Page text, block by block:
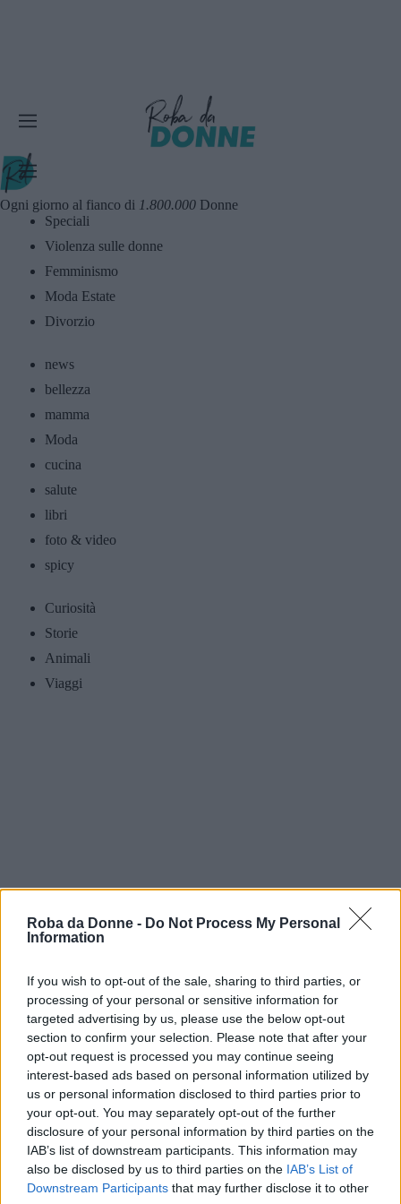
Roba da Donne - Do Not Process My Personal
Information
If you wish to opt-out of the sale, sharing to third parties, or
processing of your personal or sensitive information for
targeted advertising by us, please use the below opt-out
section to confirm your selection. Please note that after your
opt-out request is processed you may continue seeing
interest-based ads based on personal information utilized by
us or personal information disclosed to third parties prior to
your opt-out. You may separately opt-out of the further
disclosure of your personal information by third parties on the
IAB’s list of downstream participants. This information may
also be disclosed by us to third parties on the IAB’s List of
Downstream Participants that may further disclose it to other
Ogni giorno al fianco di 1.800.000 Donne
Speciali
Violenza sulle donne
Femminismo
Moda Estate
Divorzio
news
bellezza
mamma
Moda
cucina
salute
libri
foto & video
spicy
Curiosità
Storie
Animali
Viaggi
Eulero
Citazioni e frasi